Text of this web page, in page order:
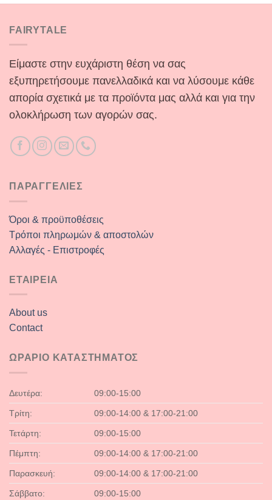
€29.90.είναι:
FAIRYTALE
Είμαστε στην ευχάριστη θέση να σας
εξυπηρετήσουμε πανελλαδικά και να λύσουμε κάθε
απορία σχετικά με τα προϊόντα μας αλλά και για την
ολοκλήρωση των αγορών σας.
ΠΑΡΑΓΓΕΛΙΕΣ
Όροι & προϋποθέσεις
Τρόποι πληρωμών & αποστολών
Αλλαγές - Επιστροφές
ΕΤΑΙΡΕΙΑ
About us
Contact
ΩΡΑΡΙΟ ΚΑΤΑΣΤΗΜΑΤΟΣ
Δευτέρα: 09:00-15:00
Τρίτη: 09:00-14:00 & 17:00-21:00
Τετάρτη: 09:00-15:00
Πέμπτη: 09:00-14:00 & 17:00-21:00
Παρασκευή: 09:00-14:00 & 17:00-21:00
Σάββατο: 09:00-15:00